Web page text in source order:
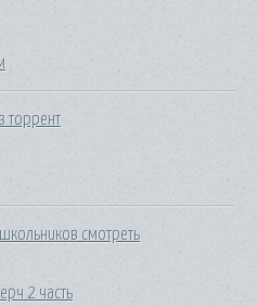
торрент
смотреть
2 часть